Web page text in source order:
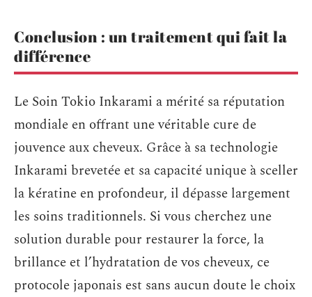
Conclusion : un traitement qui fait la
différence
Le Soin Tokio Inkarami a mérité sa réputation
mondiale en offrant une véritable cure de
jouvence aux cheveux. Grâce à sa technologie
Inkarami brevetée et sa capacité unique à sceller
la kératine en profondeur, il dépasse largement
les soins traditionnels. Si vous cherchez une
solution durable pour restaurer la force, la
brillance et l’hydratation de vos cheveux, ce
protocole japonais est sans aucun doute le choix